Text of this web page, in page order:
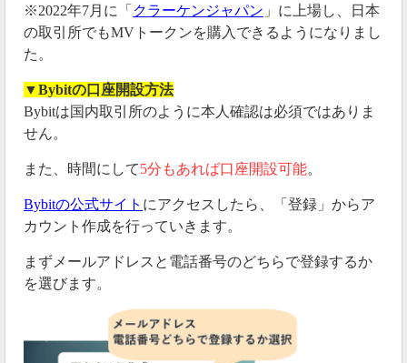
※2022年7月に「 クラーケンジャパン 」に上場し、日本
の取引所でもMVトークンを購入できるようになりまし
た。
▼Bybitの口座開設方法
Bybitは国内取引所のように本人確認は必須ではありま
せん。
また、時間にして5分もあれば口座開設可能。
Bybitの公式サイト にアクセスしたら、「登録」からア
カウント作成を行っていきます。
まずメールアドレスと電話番号のどちらで登録するか
を選びます。